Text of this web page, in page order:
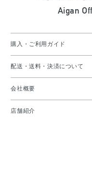
Aigan
購入・ご利用ガイド
配送・送料・決済について
会社概要
店舗紹介